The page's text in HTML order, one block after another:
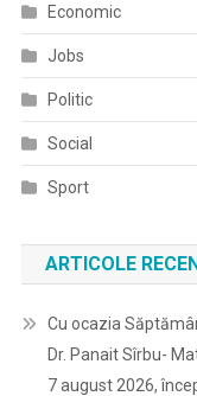
Economic
Jobs
Politic
Social
Sport
ARTICOLE
Cu ocazia
Dr. Panait Sîrbu-
7 august 2026,